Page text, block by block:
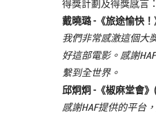
得獎計劃及得獎感言：
戴曉璐 -《旅途愉快！
我們非常感激這個大
好這部電影。感謝
繫到全世界。
邱炯炯 -《椒麻堂會》
感謝HAF提供的平台